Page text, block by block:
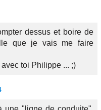
dessus et boire de
que je vais me faire
toi Philippe ... ;)